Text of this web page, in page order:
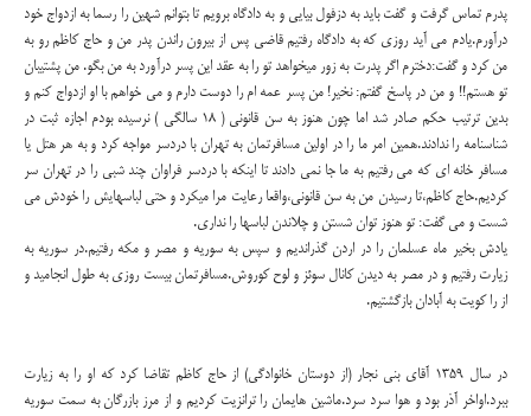
پدرم تماس گرفت و گفت باید به دزفول بیایی و به دادگاه برویم تا بتوانم شهین را رسما به ازدواج خود
درآورم.یادم می آید روزی که به دادگاه رفتیم قاضی پس از بیرون راندن پدر من و حاج کاظم رو به
من کرد و گفت:دخترم اگر پدرت به زور میخواهد تو را به عقد این پسر درآورد به من بگو. من پشتیبان
تو هستم!! و من در پاسخ گفتم: نخیر! من پسر عمه ام را دوست دارم و می خواهم با او ازدواج کنم و
بدین ترتیب حکم صادر شد اما چون هنوز به سن قانونی ( 18 سالگی ) نرسیده بودم اجازه ثبت در
شناسنامه را ندادند.همین امر ما را در اولین مسافرتمان به تهران با دردسر مواجه کرد و به هر هتل یا
مسافر خانه ای که می رفتیم به ما جا نمی دادند تا اینکه با دردسر فراوان چند شبی را در تهران سر
کردیم.حاج کاظم،تا رسیدن من به سن قانونی،واقعا رعایت مرا میکرد و حتی لباسهایش را خودش می
شست و می گفت: تو هنوز توان شستن و چلاندن لباسها را نداری.
یادش بخیر ماه عسلمان را در اردن گذراندیم و سپس به سوریه و مصر و مکه رفتیم.در سوریه به
زیارت رفتیم و در مصر به دیدن کانال سوئز و لوح کوروش.مسافرتمان بیست روزی به طول انجامید و
از را کویت به آبادان بازگشتیم.
در سال 1359 آقای بنی نجار (از دوستان خانوادگی) از حاج کاظم تقاضا کرد که او را به زیارت
ببرد.اواخر آذر بود و هوا سرد سرد.ماشین هایمان را ترانزیت کردیم و از مرز بازرگان به سمت سوریه